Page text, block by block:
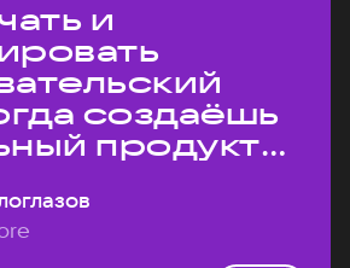
и
создаёшь
продукт